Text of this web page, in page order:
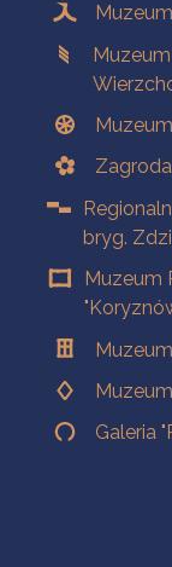
bryg.
Muzeum
Galeria